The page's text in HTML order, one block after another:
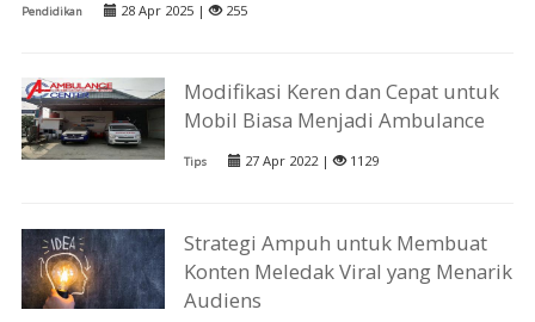
Pendidikan 28 Apr 2025 | 255
Modifikasi Keren dan Cepat untuk
Mobil Biasa Menjadi Ambulance
Tips 27 Apr 2022 | 1129
Strategi Ampuh untuk Membuat
Konten Meledak Viral yang Menarik
Audiens